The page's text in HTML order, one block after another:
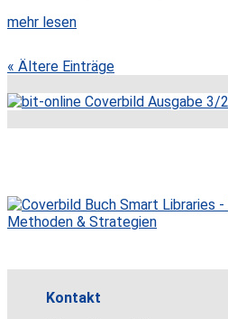
mehr lesen
« Ältere Einträge
Kontakt